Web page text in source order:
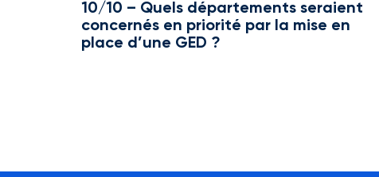
10/10 – Quels départements seraient
concernés en priorité par la mise en
place d’une GED ?